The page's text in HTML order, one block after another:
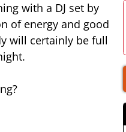
with a DJ set by
of energy and good
will certainly be full